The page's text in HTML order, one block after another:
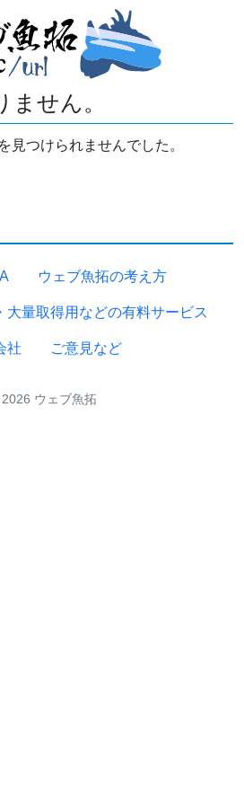
せん。
見つけられませんでした。
ウェブ魚拓の考え方
大量取得用などの有料サービス
社 ご意見など
ウェブ魚拓